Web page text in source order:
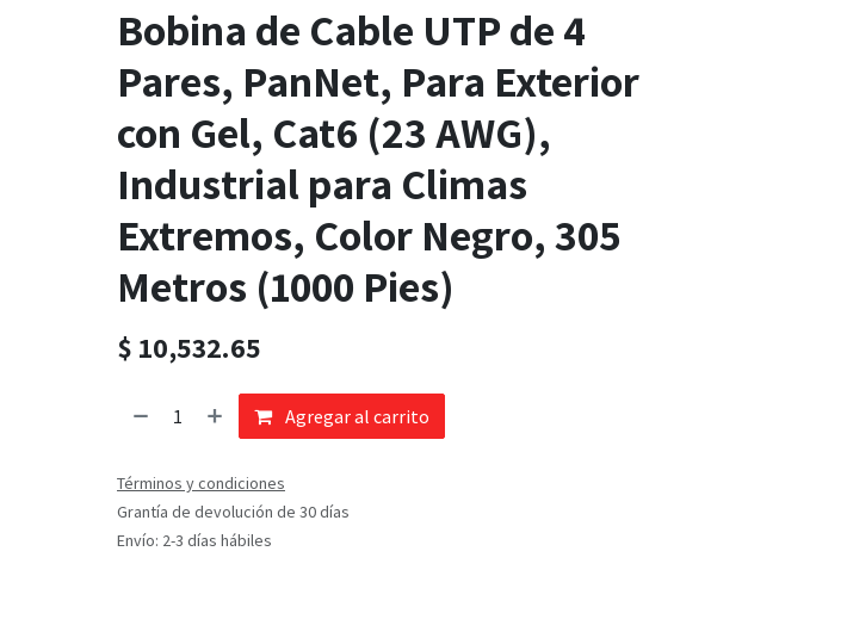
Bobina de Cable UTP de 4
Pares, PanNet, Para Exterior
con Gel, Cat6 (23 AWG),
Industrial para Climas
Extremos, Color Negro, 305
Metros (1000 Pies)
$ 10,532.65
Agregar al carrito
Términos y condiciones
Grantía de devolución de 30 días
Envío: 2-3 días hábiles